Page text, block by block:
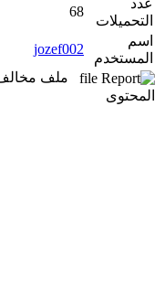
التحميلات
68
اسم
المستخدم
jozef002
ملف مخالف
المحتوى